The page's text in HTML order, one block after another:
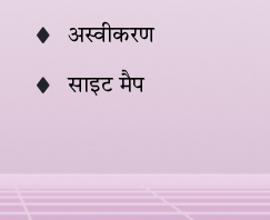
अस्वीकरण
साइट मैप